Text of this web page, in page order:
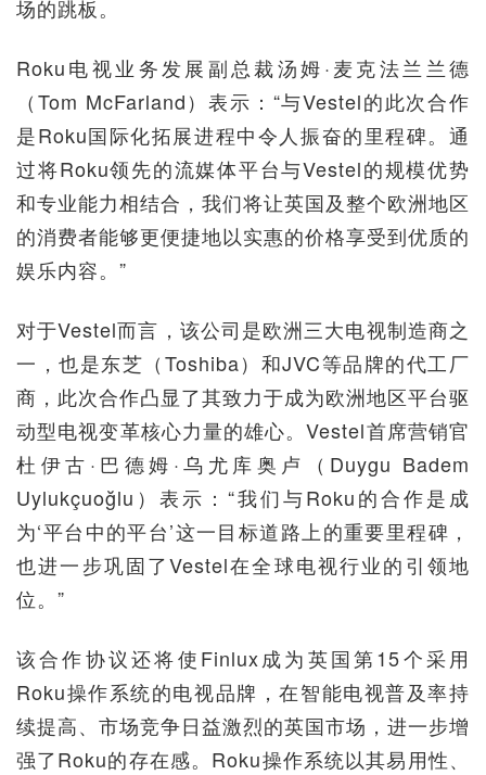
场的跳板。
Roku电视业务发展副总裁汤姆·麦克法兰兰德
（Tom McFarland）表示：“与Vestel的此次合作
是Roku国际化拓展进程中令人振奋的里程碑。通
过将Roku领先的流媒体平台与Vestel的规模优势
和专业能力相结合，我们将让英国及整个欧洲地区
的消费者能够更便捷地以实惠的价格享受到优质的
娱乐内容。”
对于Vestel而言，该公司是欧洲三大电视制造商之
一，也是东芝（Toshiba）和JVC等品牌的代工厂
商，此次合作凸显了其致力于成为欧洲地区平台驱
动型电视变革核心力量的雄心。Vestel首席营销官
杜伊古·巴德姆·乌尤库奥卢（Duygu Badem
Uylukçuoğlu）表示：“我们与Roku的合作是成
为‘平台中的平台’这一目标道路上的重要里程碑，
也进一步巩固了Vestel在全球电视行业的引领地
位。”
该合作协议还将使Finlux成为英国第15个采用
Roku操作系统的电视品牌，在智能电视普及率持
续提高、市场竞争日益激烈的英国市场，进一步增
强了Roku的存在感。Roku操作系统以其易用性、